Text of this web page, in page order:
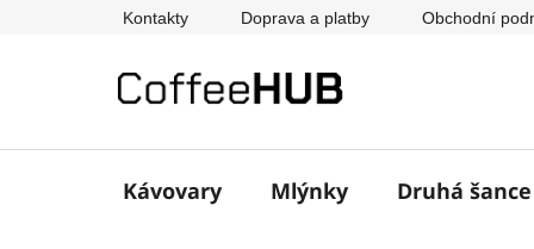
Kontakty Doprava a platby Obchodní
Kávovary Mlýnky Druhá